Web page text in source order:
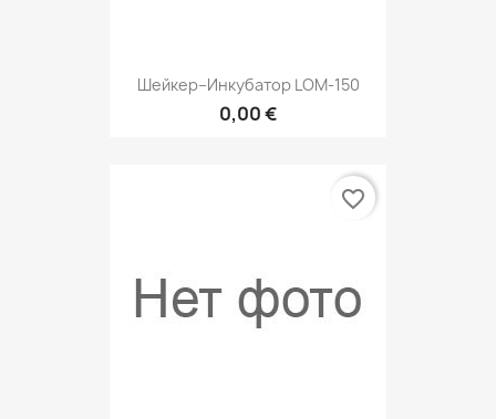
Шейкер–Инкубатор LOM-150
0,00 €
favorite_border